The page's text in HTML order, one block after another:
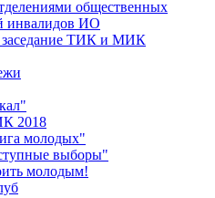
общественных
инвалидов ИО
заседание ТИК и МИК
2018
молодых"
выборы"
молодым!